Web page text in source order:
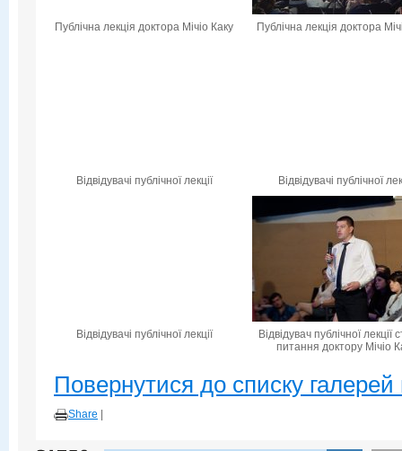
Публічна лекція доктора Мічіо Каку Публічна лекція доктора
Відвідувачі публічної лекції Відвідувачі публічної
Відвідувачі публічної лекції
Відвідувач публічної лекції
питання доктору Мічіо
Повернутися до списку галерей
Share